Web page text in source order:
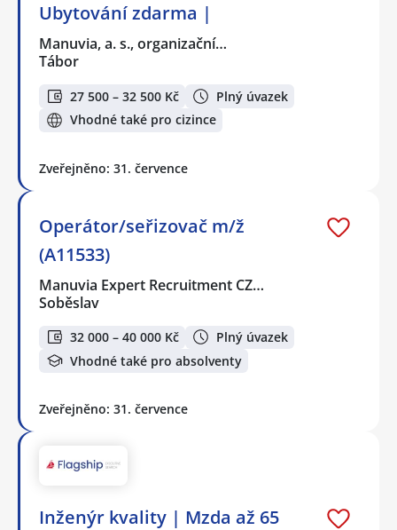
Ubytování zdarma |
Manuvia, a. s., organizační…
Tábor
27 500 – 32 500 Kč
Plný úvazek
Vhodné také pro cizince
Zveřejněno: 31. července
Operátor/seřizovač m/ž
(A11533)
Manuvia Expert Recruitment CZ…
Soběslav
32 000 – 40 000 Kč
Plný úvazek
Vhodné také pro absolventy
Zveřejněno: 31. července
Inženýr kvality | Mzda až 65